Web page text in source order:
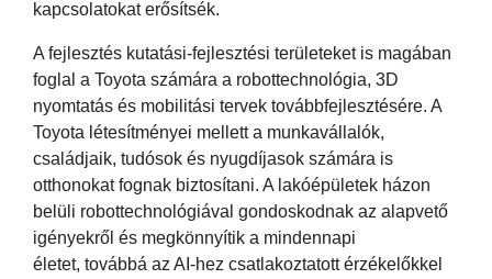
kapcsolatokat erősítsék.
A fejlesztés kutatási-fejlesztési területeket is magában
foglal a Toyota számára a robottechnológia, 3D
nyomtatás és mobilitási tervek továbbfejlesztésére. A
Toyota létesítményei mellett a munkavállalók,
családjaik, tudósok és nyugdíjasok számára is
otthonokat fognak biztosítani. A lakóépületek házon
belüli robottechnológiával gondoskodnak az alapvető
igényekről és megkönnyítik a mindennapi
életet, továbbá az AI-hez csatlakoztatott érzékelőkkel